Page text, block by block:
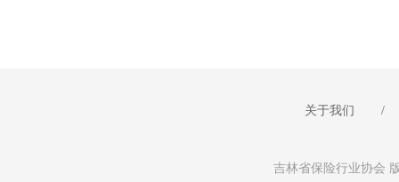
关于我们 /
吉林省保险行业协会